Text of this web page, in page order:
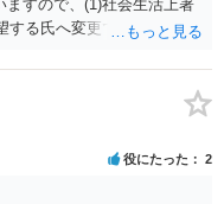
ますので、(1)社会生活上著
する氏へ変更できればその
現れた一切の事情が判断対
は全て（ただし理路整然
ラッシュバック」とのこと
の診断基準に合致した説
くるように思います。 精神
ードルがかなり高く、弁
役にたった 2